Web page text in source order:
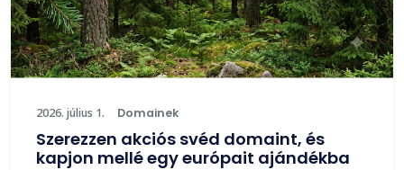
2026. július 1. Domainek
Szerezzen akciós svéd domaint, és
kapjon mellé egy európait ajándékba